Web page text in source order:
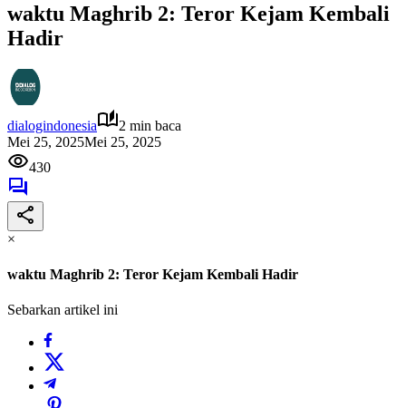
waktu Maghrib 2: Teror Kejam Kembali
Hadir
dialogindonesia
2 min baca
Mei 25, 2025Mei 25, 2025
430
×
waktu Maghrib 2: Teror Kejam Kembali Hadir
Sebarkan artikel ini